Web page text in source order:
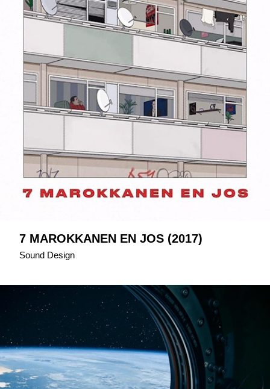
7 MAROKKANEN EN JOS (2017)
Sound Design